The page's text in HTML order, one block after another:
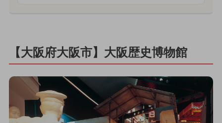
【大阪府大阪市】大阪歴史博物館